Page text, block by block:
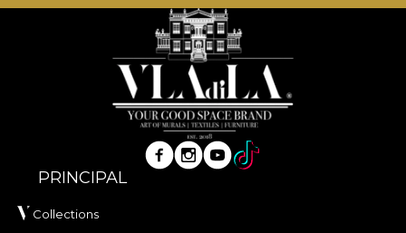
PRINCIPAL
Collections